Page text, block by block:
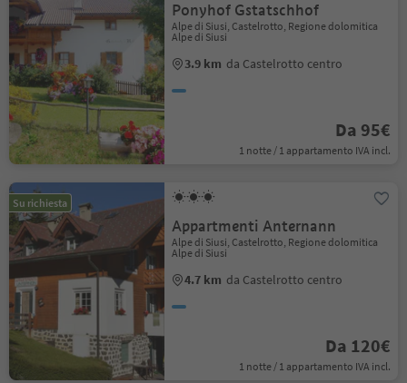
Ponyhof Gstatschhof
Alpe di Siusi, Castelrotto, Regione dolomitica
Alpe di Siusi
3.9 km da Castelrotto centro
Da 95€
1 notte / 1 appartamento IVA incl.
Su richiesta
Appartmenti Anternann
Alpe di Siusi, Castelrotto, Regione dolomitica
Alpe di Siusi
4.7 km da Castelrotto centro
Da 120€
1 notte / 1 appartamento IVA incl.